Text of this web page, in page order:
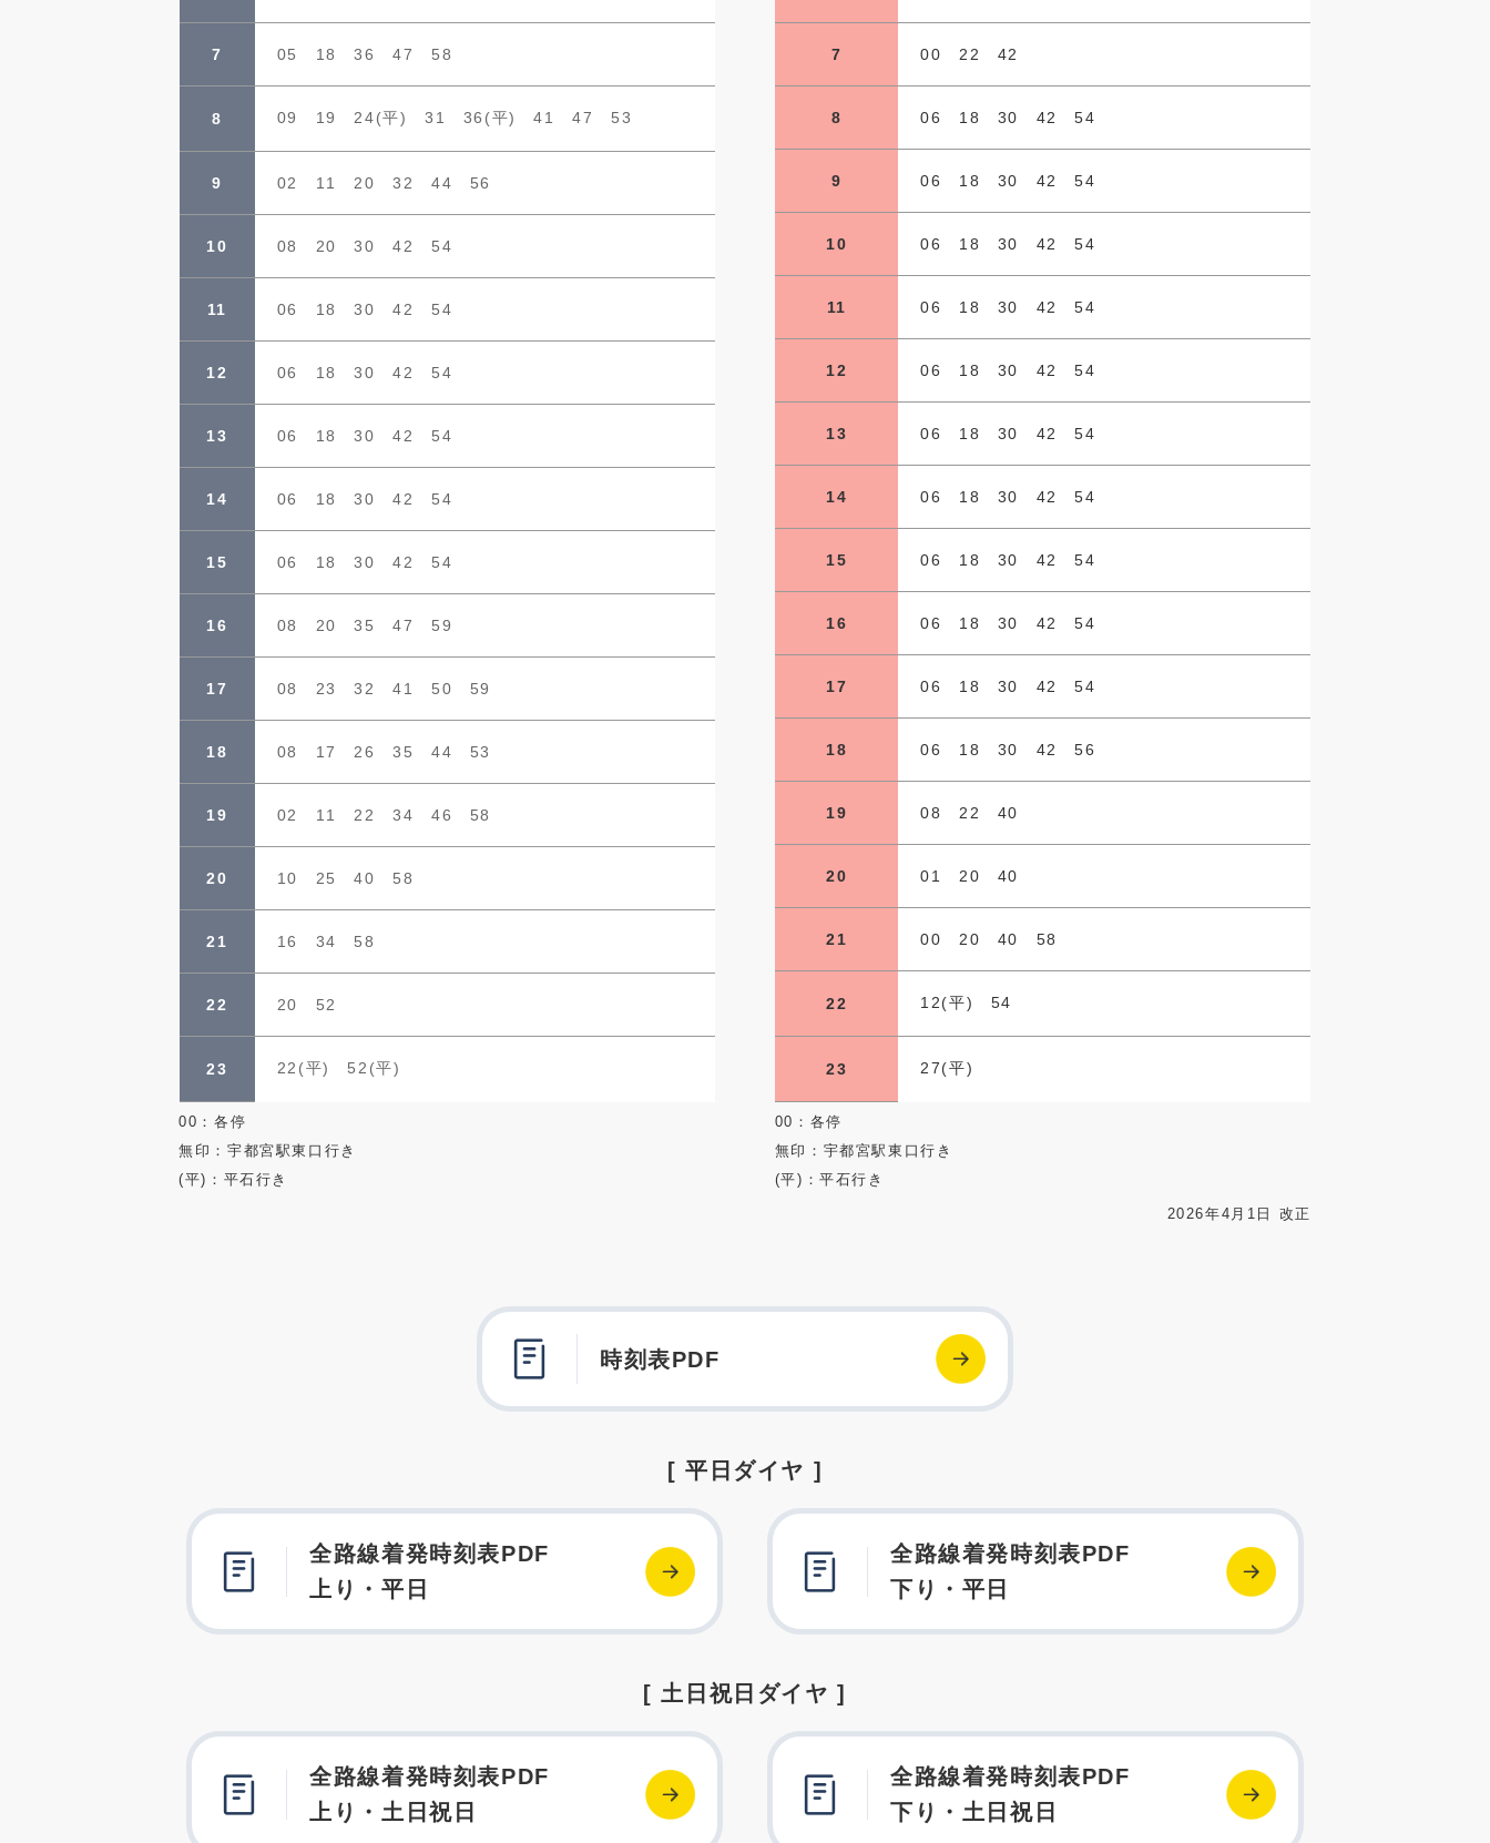
7 05 18 36 47 58
8 09 19 24(平) 31 36(平) 41 47 53
9 02 11 20 32 44 56
10 08 20 30 42 54
11 06 18 30 42 54
12 06 18 30 42 54
13 06 18 30 42 54
14 06 18 30 42 54
15 06 18 30 42 54
16 08 20 35 47 59
17 08 23 32 41 50 59
18 08 17 26 35 44 53
19 02 11 22 34 46 58
20 10 25 40 58
21 16 34 58
22 20 52
23 22(平) 52(平)
00：各停
無印：宇都宮駅東口行き
(平)：平石行き
7 00 22 42
8 06 18 30 42 54
9 06 18 30 42 54
10 06 18 30 42 54
11 06 18 30 42 54
12 06 18 30 42 54
13 06 18 30 42 54
14 06 18 30 42 54
15 06 18 30 42 54
16 06 18 30 42 54
17 06 18 30 42 54
18 06 18 30 42 56
19 08 22 40
20 01 20 40
21 00 20 40 58
22 12(平) 54
23 27(平)
00：各停
無印：宇都宮駅東口行き
(平)：平石行き
2026年4月1日 改正
時刻表PDF
[ 平日ダイヤ ]
全路線着発時刻表PDF
上り・平日
全路線着発時刻表PDF
下り・平日
[ 土日祝日ダイヤ ]
全路線着発時刻表PDF
上り・土日祝日
全路線着発時刻表PDF
下り・土日祝日